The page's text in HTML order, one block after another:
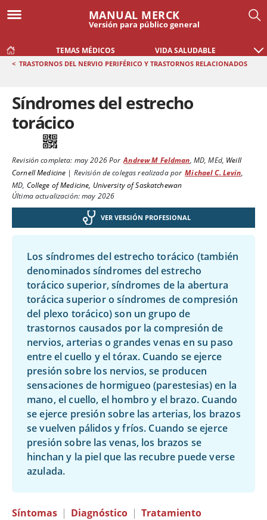
MANUAL MERCK
Versión para público general
TEMAS MÉDICOS VIDA SALUDABLE
< TRASTORNOS DEL NERVIO PERIFÉRICO Y TRASTORNOS RELACIONADOS
Síndromes del estrecho
torácico
Revisión completa: may 2026Por Andrew M Feldman, MD, MEd, Weill
Cornell Medicine | Revisión de colegas realizada por Michael C. Levin,
MD, College of Medicine, University of Saskatchewan
Última actualización: may 2026
VER VERSIÓN PROFESIONAL
Los síndromes del estrecho torácico (también
denominados síndromes del estrecho
torácico superior, síndromes de la abertura
torácica superior o síndromes de compresión
del plexo torácico) son un grupo de
trastornos causados por la compresión de
nervios, arterias o grandes venas en su paso
entre el cuello y el tórax. Cuando se ejerce
presión sobre los nervios, se producen
sensaciones de hormigueo (parestesias) en la
mano, el cuello, el hombro y el brazo. Cuando
se ejerce presión sobre las arterias, los brazos
se vuelven pálidos y fríos. Cuando se ejerce
presión sobre las venas, los brazos se
hinchan y la piel que las recubre puede verse
azulada.
Síntomas | Diagnóstico | Tratamiento